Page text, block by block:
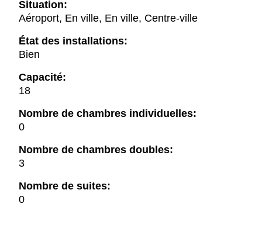
Situation:
Aéroport, En ville, En ville, Centre-ville
État des installations:
Bien
Capacité:
18
Nombre de chambres individuelles:
0
Nombre de chambres doubles:
3
Nombre de suites:
0